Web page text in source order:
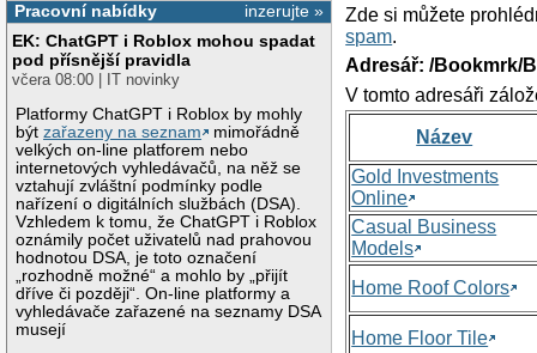
inzerujte »
Pracovní nabídky
EK: ChatGPT i Roblox mohou spadat
pod přísnější pravidla
včera 08:00 | IT novinky
Platformy ChatGPT i Roblox by mohly
býtzařazeny na seznam
mimořádně
velkých on-line platforem nebo
internetových vyhledávačů, na něž se
vztahují zvláštní podmínky podle
nařízení o digitálních službách (DSA).
Vzhledem k tomu, že ChatGPT i Roblox
oznámily počet uživatelů nad prahovou
hodnotou DSA, je toto označení
„rozhodně možné“ a mohlo by „přijít
dříve či později“. On-line platformy a
vyhledávače zařazené na seznamy DSA
musejí
Zde si můžete
spam.
Adresář: /Bookmrk/
V tomto adresáři
Název
Gold Investments
Online
Casual Business
Models
Home Roof Colors
Home Floor Tile